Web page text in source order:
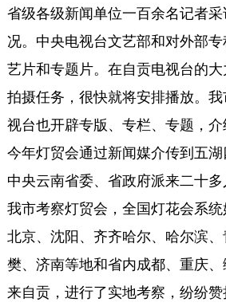
省级各级新闻单位一百余名记者
况。中央电视台文艺部和对外部
艺片和专题片。在自贡电视台的
拍摄任务，很快就将安排播放。
视台也开辟专版、专栏、专题，
今年灯贸会通过新闻媒介传到五湖
中央云南省委、省政府派来二十
我市考察灯贸会，全国灯花会系统
北京、沈阳、齐齐哈尔、哈尔滨
樊、济南等地和省内成都、重庆
来自贡，进行了实地考察，纷纷